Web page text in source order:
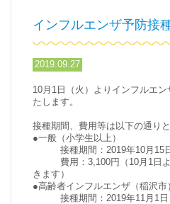
インフルエンザ予防接
2019.09.27
10月1日（火）よりインフルエ
たします。
接種期間、費用等は以下の通り
●一般（小学生以上）
接種期間：2019年10月15
費用：3,100円（10月1日よ
きます）
●高齢者インフルエンザ（稲沢市
接種期間：2019年11月1日